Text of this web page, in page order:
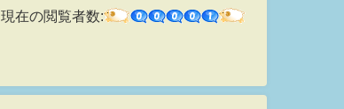
現在の閲覧者数: